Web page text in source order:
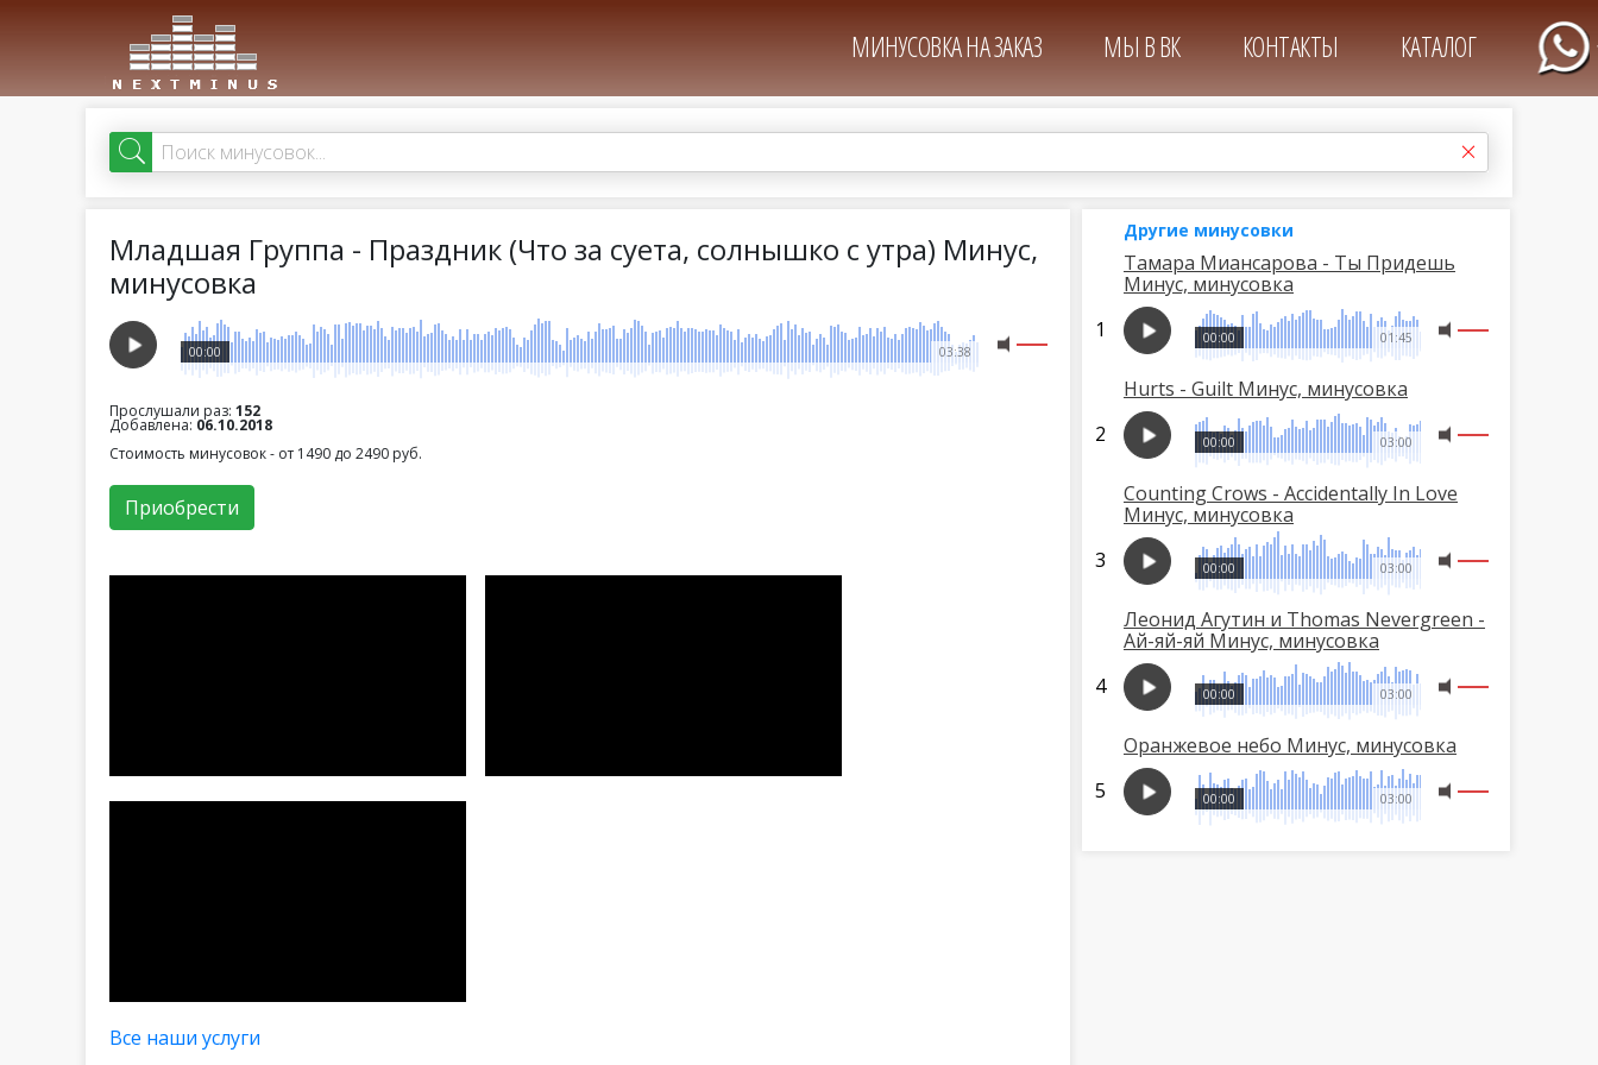
МИНУСОВКА НА ЗАКАЗ МЫ В ВК КОНТАКТЫ КАТАЛОГ
Младшая Группа - Праздник (Что за суета, солнышко с утра) Минус,
минусовка
03:38
00:00
Прослушали раз: 152
Добавлена: 06.10.2018
Стоимость минусовок - от 1490 до 2490 руб.
Приобрести
Все наши услуги
Другие минусовки
Тамара Миансарова - Ты Придешь
Минус, минусовка
01:45
00:00
Hurts - Guilt Минус, минусовка
03:00
00:00
Counting Crows - Accidentally In Love
Минус, минусовка
03:00
00:00
Леонид Агутин и Thomas Nevergreen -
Ай-яй-яй Минус, минусовка
03:00
00:00
Оранжевое небо Минус, минусовка
03:00
00:00